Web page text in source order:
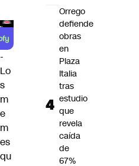
-
Lo
s
m
e
m
es
qu
Orrego
defiende
obras
en
Plaza
Italia
tras
estudio
que
revela
caída
de
67%